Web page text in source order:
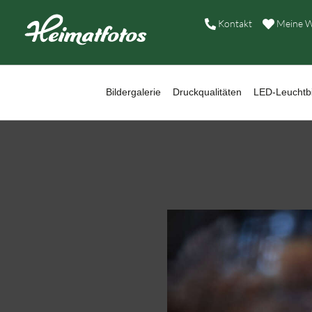
Kontakt Meine
Bildergalerie Druckqualitäten LED-